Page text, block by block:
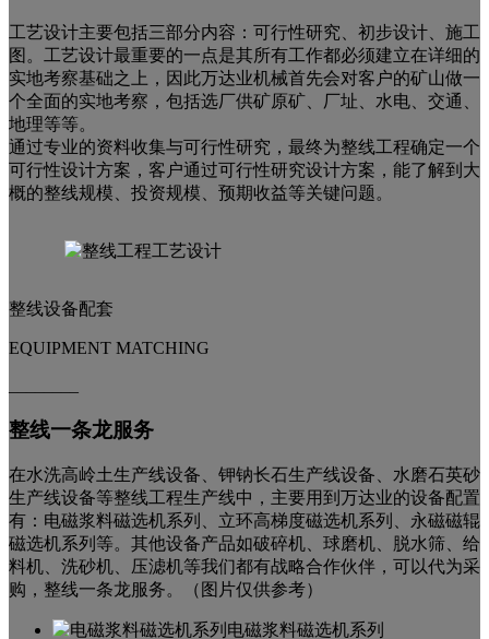
工艺设计主要包括三部分内容：可行性研究、初步设计、施工
图。工艺设计最重要的一点是其所有工作都必须建立在详细的
实地考察基础之上，因此万达业机械首先会对客户的矿山做一
个全面的实地考察，包括选厂供矿原矿、厂址、水电、交通、
地理等等。
通过专业的资料收集与可行性研究，最终为整线工程确定一个
可行性设计方案，客户通过可行性研究设计方案，能了解到大
概的整线规模、投资规模、预期收益等关键问题。
整线设备配套
EQUIPMENT MATCHING
整线一条龙服务
在水洗高岭土生产线设备、钾钠长石生产线设备、水磨石英砂
生产线设备等整线工程生产线中，主要用到万达业的设备配置
有：电磁浆料磁选机系列、立环高梯度磁选机系列、永磁磁辊
磁选机系列等。其他设备产品如破碎机、球磨机、脱水筛、给
料机、洗砂机、压滤机等我们都有战略合作伙伴，可以代为采
购，整线一条龙服务。（图片仅供参考）
电磁浆料磁选机系列